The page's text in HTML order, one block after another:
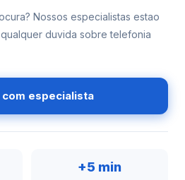
Nossos especialistas estao
duvida sobre telefonia
com especialista
+5 min